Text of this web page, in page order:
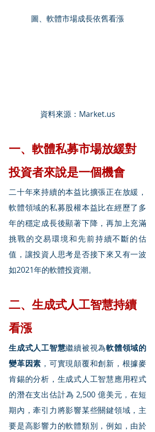
圖、軟體市場成長依舊看漲
資料來源：Market.us
一、軟體私募市場放緩對
投資者來說是一個機會
二十年來持續的本益比擴張正在放緩，
軟體領域的私募股權本益比在經歷了多
年的穩定成長後顯著下降，再加上充滿
挑戰的交易環境和先前持續不斷的估
值，讓投資人思考是否接下來又有一波
如2021年的軟體投資潮。
二、生成式人工智慧持續
看漲
生成式人工智慧繼續被視為軟體領域的
變革因素 ，可實現顛覆和創新，根據麥
肯錫的分析，生成式人工智慧應用程式
的潛在支出估計為 2,500 億美元，在短
期內，牽引力將影響某些關鍵領域，主
要是高影響力的軟體類別，例如，由於